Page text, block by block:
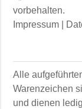
vorbehalten.
Impressum
Alle
Warenzeichen
und dienen